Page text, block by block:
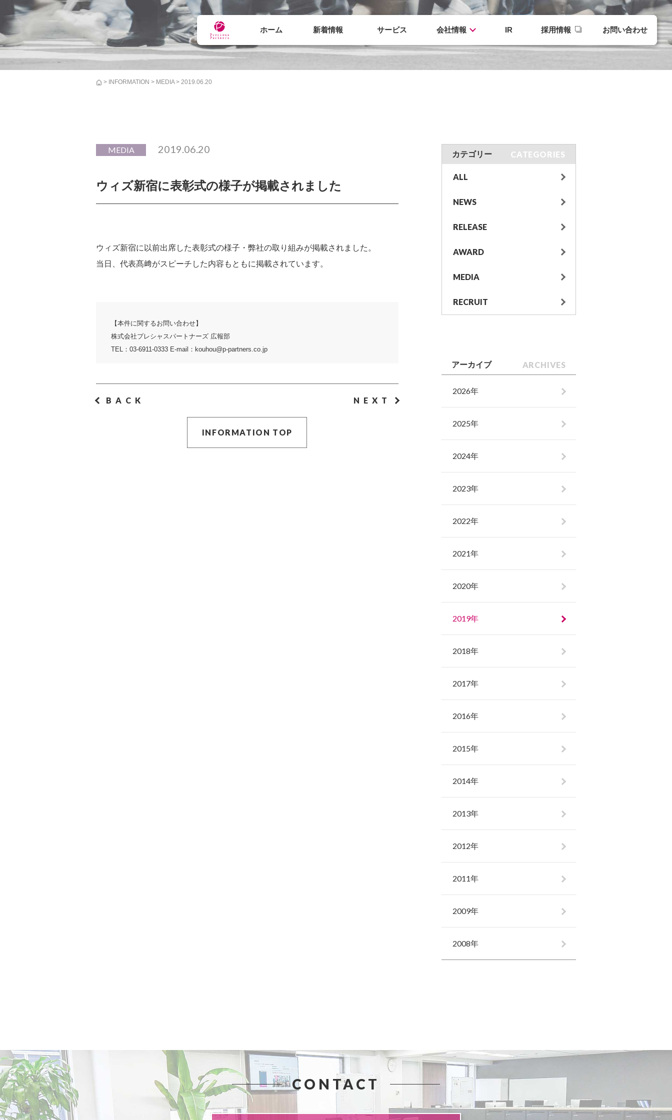
ホーム 新着情報 サービス 会社情報 IR 採用情報 お問い合わせ
> INFORMATION > MEDIA> 2019.06.20
MEDIA 2019.06.20
ウィズ新宿に表彰式の様子が掲載されました
ウィズ新宿に以前出席した表彰式の様子・弊社の取り組みが掲載されました。
当日、代表髙﨑がスピーチした内容もともに掲載されています。
【本件に関するお問い合わせ】
株式会社プレシャスパートナーズ 広報部
TEL：03-6911-0333 E-mail：kouhou@p-partners.co.jp
BACK NEXT
INFORMATION TOP
カテゴリー CATEGORIES
ALL
NEWS
RELEASE
AWARD
MEDIA
RECRUIT
アーカイブ ARCHIVES
2026年
2025年
2024年
2023年
2022年
2021年
2020年
2019年
2018年
2017年
2016年
2015年
2014年
2013年
2012年
2011年
2009年
2008年
CONTACT